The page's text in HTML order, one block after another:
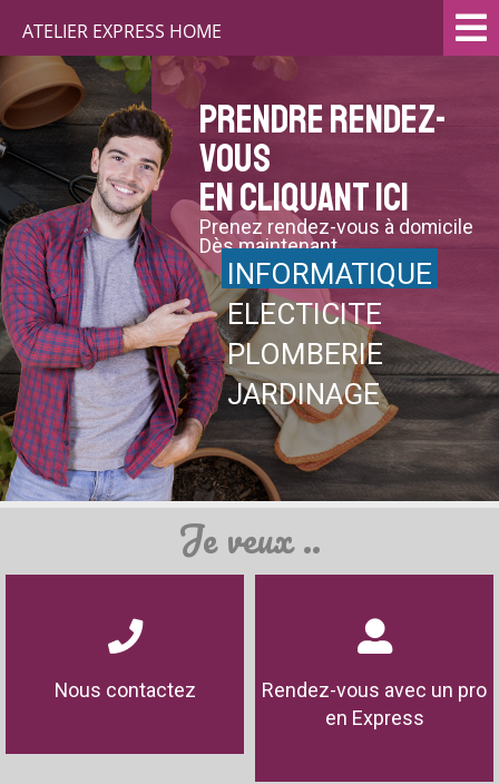
ATELIER EXPRESS HOME
Prendre rendez-
vous
en cliquant ici
Prenez rendez-vous à domicile
Dès maintenant
INFORMATIQUE
ELECTICITE
PLOMBERIE
JARDINAGE
Je veux ..
Nous contactez
Rendez-vous avec un pro
en Express